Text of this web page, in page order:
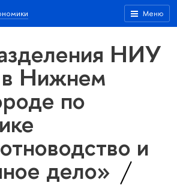
Меню
НИУ
Нижнем
по
и
дело»